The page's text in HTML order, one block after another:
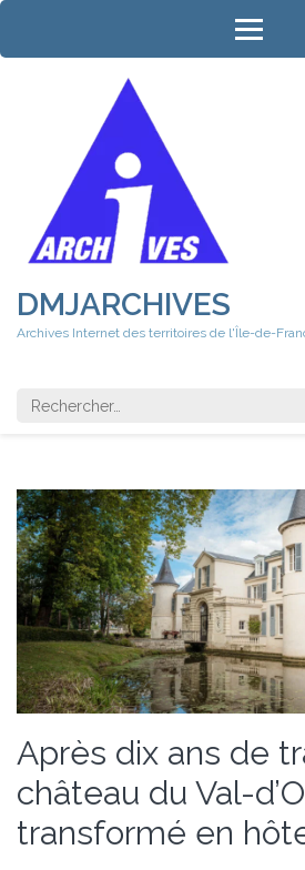
Aller
contenu
DMJARCHIVES
Archives Internet des territoires de l'Île-de-
Après dix ans de
château du Val-
transformé en